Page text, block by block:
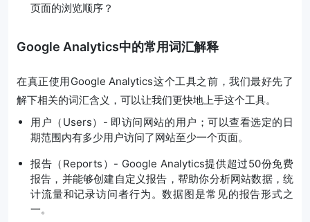
页面的浏览顺序？
Google Analytics中的常用词汇解释
在真正使用Google Analytics这个工具之前，我们最好先了
解下相关的词汇含义，可以让我们更快地上手这个工具。
用户（Users）- 即访问网站的用户；可以查看选定的日
期范围内有多少用户访问了网站至少一个页面。
报告（Reports）- Google Analytics提供超过50份免费
报告，并能够创建自定义报告，帮助你分析网站数据，统
计流量和记录访问者行为。数据图是常见的报告形式之
一。